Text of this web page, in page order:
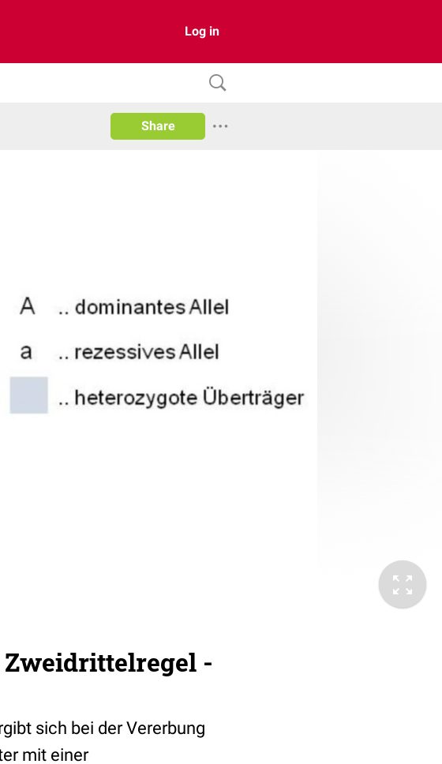
Log in
Share
-
sich bei der Vererbung
mit einer